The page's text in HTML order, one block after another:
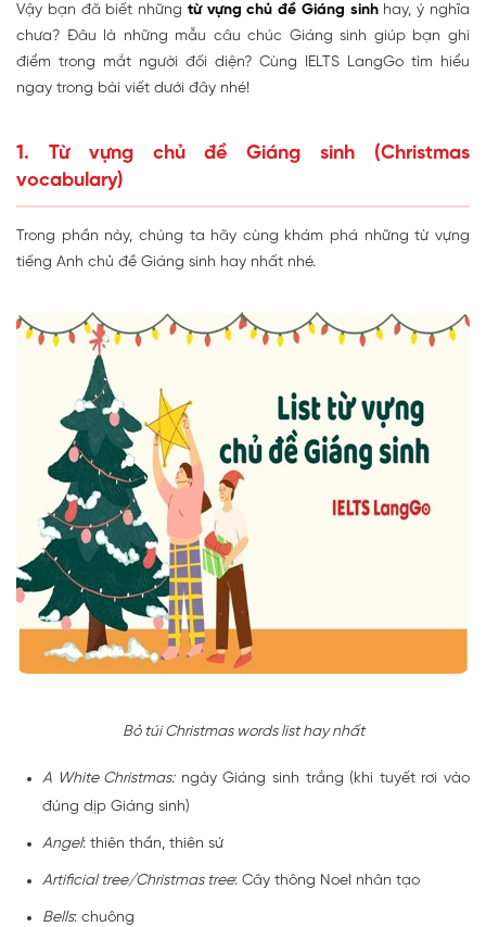
Vậy bạn đã biết những từ vựng chủ đề Giáng sinhhay, ý nghĩa
chưa? Đâu là những mẫu câu chúc Giáng sinh giúp bạn ghi
điểm trong mắt người đối diện? Cùng IELTS LangGo tìm hiểu
ngay trong bài viết dưới đây nhé!
1. Từ vựng chủ đề Giáng sinh (Christmas
vocabulary)
Trong phần này, chúng ta hãy cùng khám phá những từ vựng
tiếng Anh chủ đề Giáng sinh hay nhất nhé.
Bỏ túi Christmas words list hay nhất
A White Christmas:ngày Giáng sinh trắng (khi tuyết rơi vào
đúng dịp Giáng sinh)
Angel: thiên thần, thiên sứ
Artificial tree/Christmas tree: Cây thông Noel nhân tạo
Bells: chuông